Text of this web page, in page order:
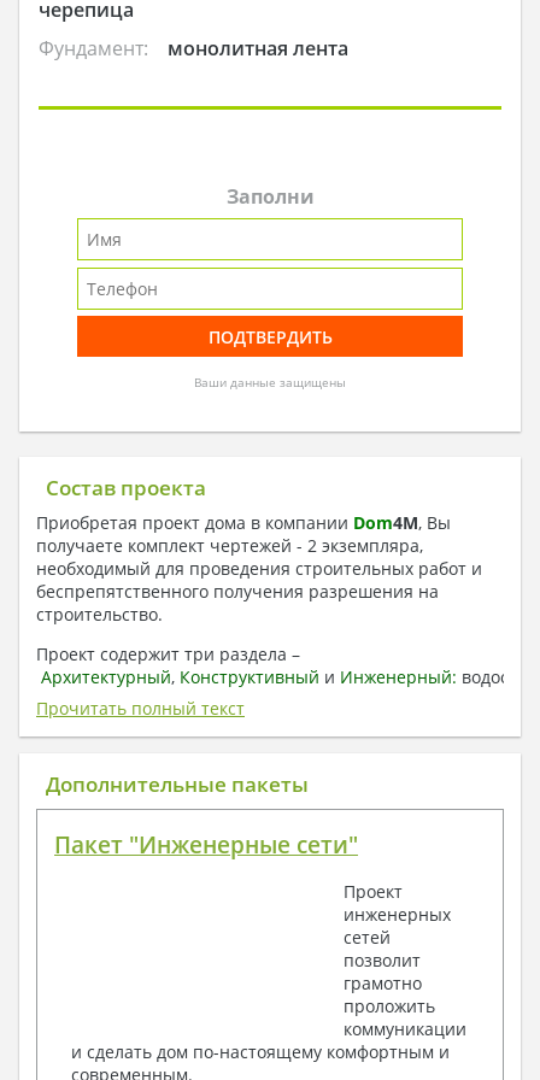
черепица
Фундамент:
монолитная лента
Заполни
Ваши данные защищены
Состав проекта
Приобретая проект дома в компании Dom4M, Вы
получаете комплект чертежей - 2 экземпляра,
необходимый для проведения строительных работ и
беспрепятственного получения разрешения на
строительство.
Проект содержит три раздела –
Архитектурный, Конструктивный и Инженерный:
отопление, вентиляция, канализация,
электроснабжение (приобретается за дополнительную
плату) + Пояснительная записка.
1. Архитектурный раздел:
План координационных осей
Поэтажные маркировочные планы с
Разрезы и состав конструкций
Фасады с ведомостью внешних отделок
Элементы проемов – спецификация
Ведомость перемычек – сечения и
спецификация
Прочитать полный текст
Дополнительные пакеты
Пакет "Инженерные сети"
Проект
инженерных
сетей
позволит
грамотно
проложить
коммуникации
и сделать дом по-настоящему комфортным и
современным.